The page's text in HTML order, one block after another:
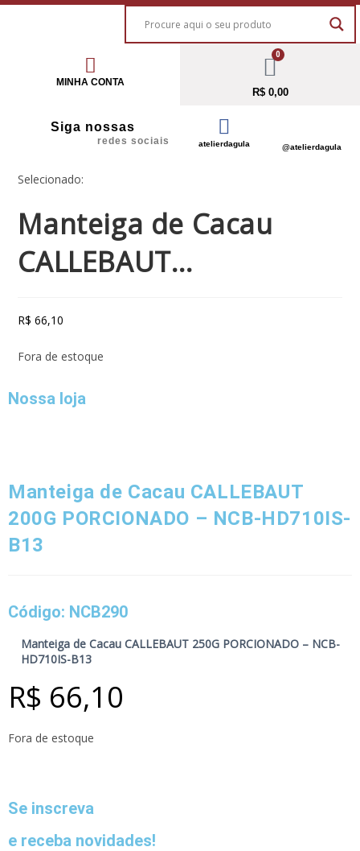
MINHA CONTA
0
R$0,00
Siga nossas
redes sociais atelierdagula @atelierdagula
Selecionado:
Manteiga de Cacau
CALLEBAUT…
R$ 66,10
Fora de estoque
Nossa loja
Manteiga de Cacau CALLEBAUT
200G PORCIONADO – NCB-HD710IS-
B13
Código: NCB290
Manteiga de Cacau CALLEBAUT 250G PORCIONADO – NCB-
HD710IS-B13
R$ 66,10
Fora de estoque
Se inscreva
e receba novidades!